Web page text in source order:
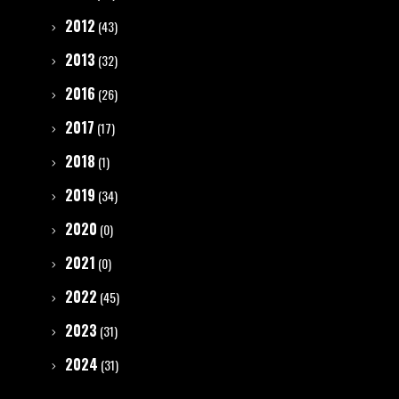
2012 (43)
2013 (32)
2016 (26)
2017 (17)
2018 (1)
2019 (34)
2020 (0)
2021 (0)
2022 (45)
2023 (31)
2024 (31)